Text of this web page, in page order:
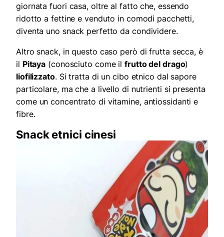
giornata fuori casa, oltre al fatto che, essendo
ridotto a fettine e venduto in comodi pacchetti,
diventa uno snack perfetto da condividere.
Altro snack, in questo caso però di frutta secca, è
il Pitaya (conosciuto come ilfrutto del drago)
liofilizzato. Si tratta di un cibo etnico dal sapore
particolare, ma che a livello di nutrienti si presenta
come un concentrato di vitamine, antiossidanti e
fibre.
Snack etnici cinesi